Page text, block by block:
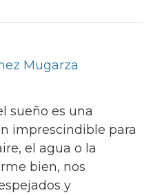
Mugarza
sueño es una
imprescindible para
el agua o la
bien, nos
y